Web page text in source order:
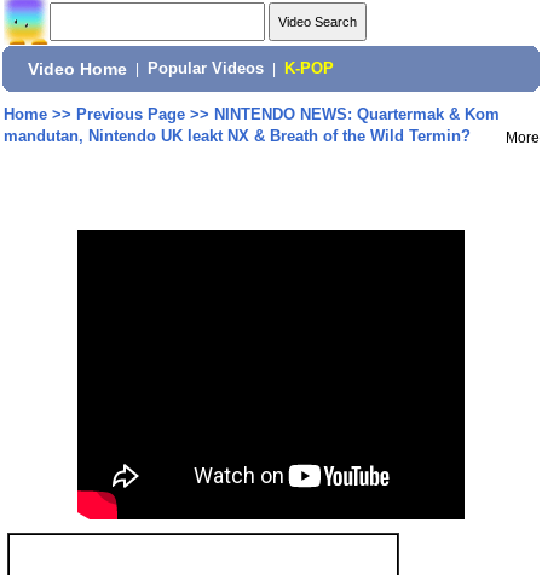
Video Home Popular Videos K-POP
Home>> Previous Page>> NINTENDO NEWS: Quartermak & Kom
mandutan, Nintendo UK leakt NX & Breath of the Wild Termin?
More
Share: